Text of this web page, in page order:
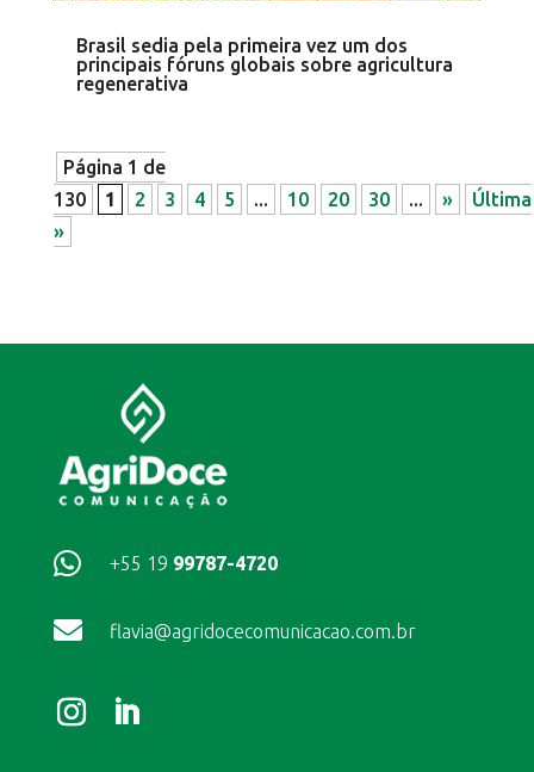
Brasil sedia pela primeira vez um dos
principais fóruns globais sobre agricultura
regenerativa
Página 1 de
130
1 2 3 4 5 ... 10 20 30 ... »
Última
»
 +55 19 99787-4720
 flavia@agridocecomunicacao.com.br